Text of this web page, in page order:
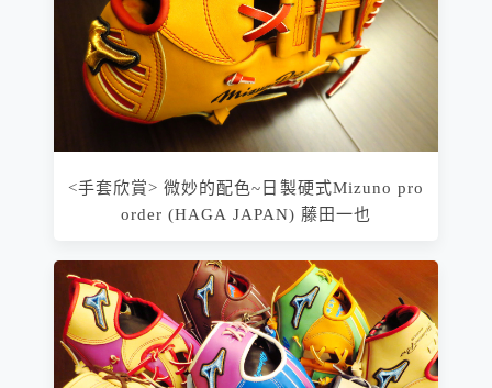
<手套欣賞> 微妙的配色~日製硬式Mizuno pro
order (HAGA JAPAN) 藤田一也